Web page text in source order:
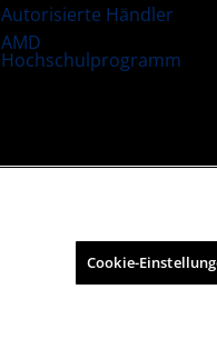
Autorisierte Händler
AMD
Hochschulprogramm
Britische Steuerstrategie
Cookie-